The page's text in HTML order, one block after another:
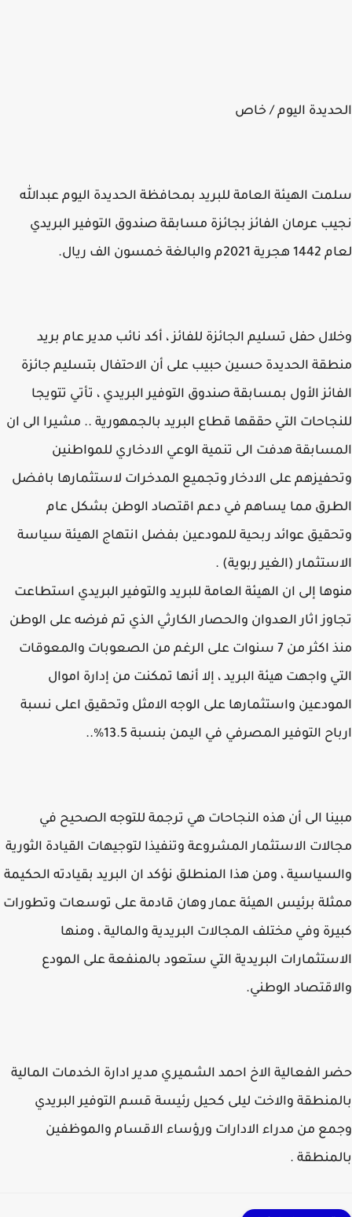
اليوم / خاص
الهيئة العامة للبريد بمحافظة الحديدة اليوم عبدالله
عرمان الفائز بجائزة مسابقة صندوق التوفير البريدي
خمسون الف ريال.
حفل تسليم الجائزة للفائز ، أكد نائب مدير عام بريد
الحديدة حسين حبيب على أن الاحتفال بتسليم جائزة
الأول بمسابقة صندوق التوفير البريدي ، تأتي تتويجا
التي حققها قطاع البريد بالجمهورية .. مشيرا الى ان
هدفت الى تنمية الوعي الادخاري للمواطنين
على الادخار وتجميع المدخرات لاستثمارها بافضل
مما يساهم في دعم اقتصاد الوطن بشكل عام
عوائد ربحية للمودعين بفضل انتهاج الهيئة سياسة
(الغير ربوية) .
إلى ان الهيئة العامة للبريد والتوفير البريدي استطاعت
اثار العدوان والحصار الكارثي الذي تم فرضه على الوطن
منذ اكثر من 7 سنوات على الرغم من الصعوبات والمعوقات
واجهت هيئة البريد ، إلا أنها تمكنت من إدارة اموال
واستثمارها على الوجه الامثل وتحقيق اعلى نسبة
التوفير المصرفي في اليمن بنسبة 13.5%..
الى أن هذه النجاحات هي ترجمة للتوجه الصحيح في
الاستثمار المشروعة وتنفيذا لتوجيهات القيادة الثورية
، ومن هذا المنطلق نؤكد ان البريد بقيادته الحكيمة
برئيس الهيئة عمار وهان قادمة على توسعات وتطورات
وفي مختلف المجالات البريدية والمالية ، ومنها
البريدية التي ستعود بالمنفعة على المودع
الوطني.
الفعالية الاخ احمد الشميري مدير ادارة الخدمات المالية
والاخت ليلى كحيل رئيسة قسم التوفير البريدي
من مدراء الادارات ورؤساء الاقسام والموظفين
.